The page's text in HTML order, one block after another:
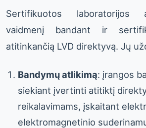
Sertifikuotos laboratorijos
vaidmenį bandant ir
atitinkančią LVD direktyvą. Jų
Bandymų atlikimą: įrangos
siekiant įvertinti atitiktį
reikalavimams, įskaitant
elektromagnetinio